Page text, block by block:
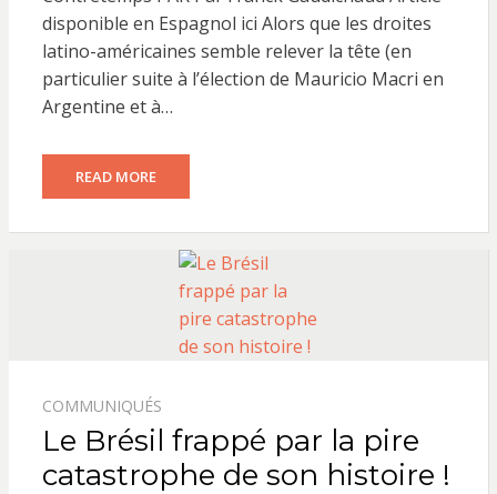
disponible en Espagnol ici Alors que les droites
latino-américaines semble relever la tête (en
particulier suite à l’élection de Mauricio Macri en
Argentine et à…
READ MORE
COMMUNIQUÉS
Le Brésil frappé par la pire
catastrophe de son histoire !